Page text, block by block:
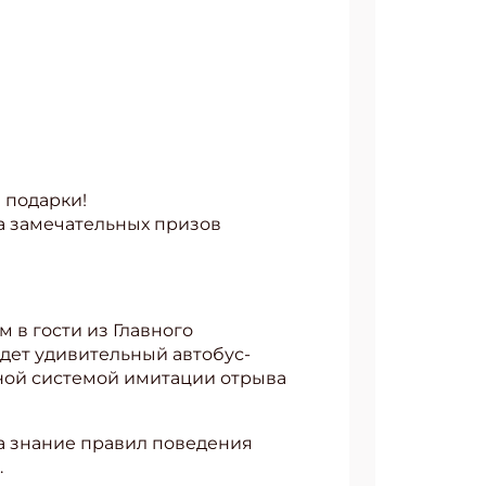
замечательных призов
гости из Главного
удивительный автобус-
системой имитации отрыва
правил поведения